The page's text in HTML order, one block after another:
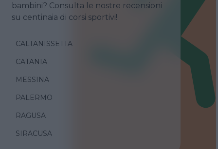
bambini? Consulta le nostre recensioni
su centinaia di corsi sportivi!
CALTANISSETTA
CATANIA
MESSINA
PALERMO
RAGUSA
SIRACUSA